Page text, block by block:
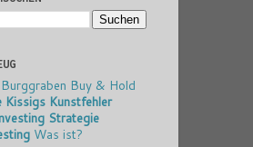
Burggraben Buy & Hold
Kissigs Kunstfehler
Strategie
Was ist?